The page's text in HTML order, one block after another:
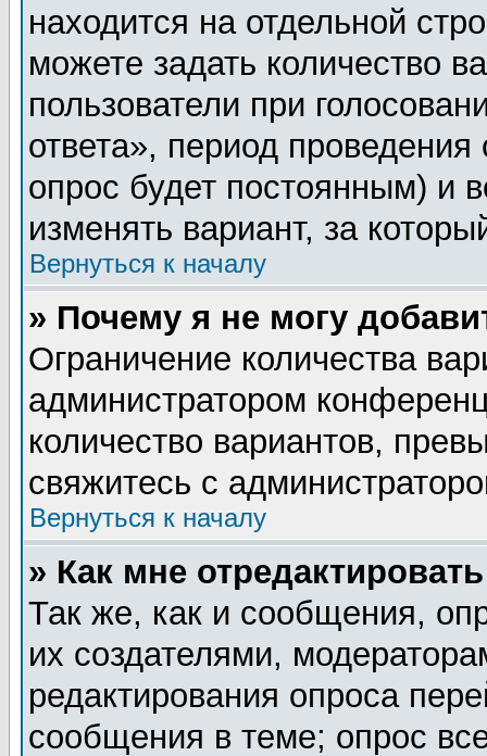
находится на отдельной
можете задать количество
пользователи при
ответа», период проведения
опрос будет постоянным) и
изменять вариант, за
Вернуться к началу
» Почему я не могу
Ограничение количества
администратором
количество вариантов,
свяжитесь с
Вернуться к началу
» Как мне
Так же, как и сообщения,
их создателями,
редактирования опроса
сообщения в теме; опрос